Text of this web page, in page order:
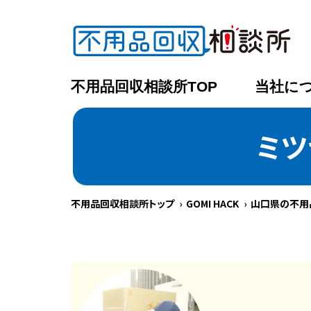
不用品回収相談所TOP 当社に
ミ
不用品回収相談所トップ GOMI HACK 山口県の不